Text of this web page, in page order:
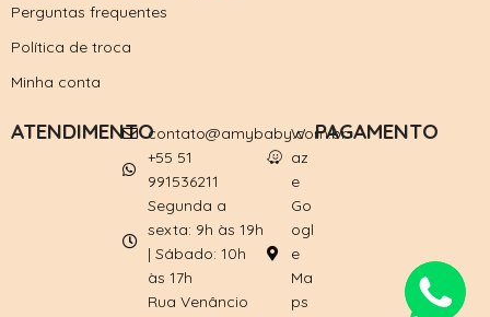
Perguntas frequentes
Política de troca
Minha conta
ATENDIMENTOcontato@amybaby.com.br
+55 51
991536211
Segunda a
sexta: 9h às 19h
| Sábado: 10h
às 17h
Rua Venâncio
W
az
e
Go
ogl
e
Ma
ps
PAGAMENTO